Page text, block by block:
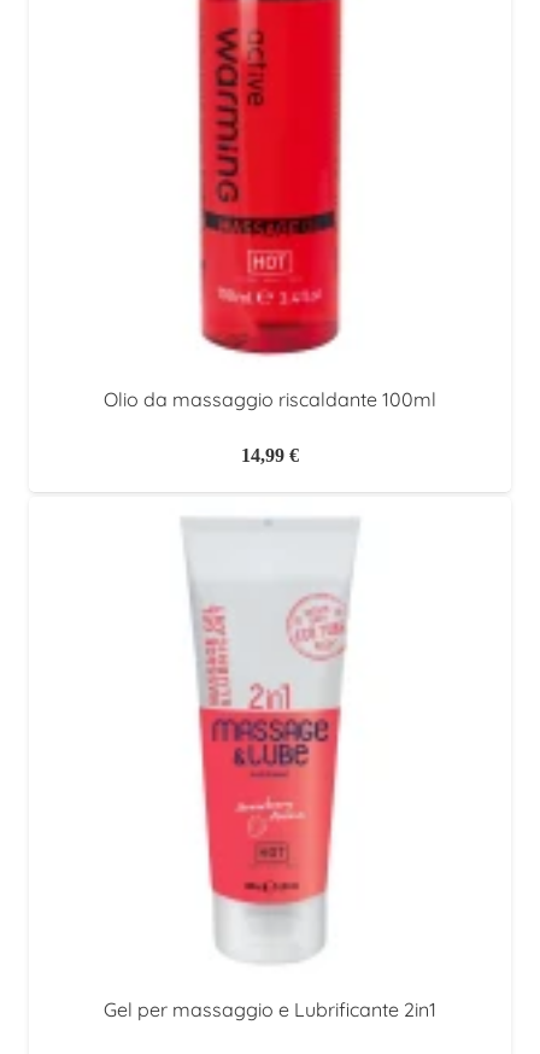
Olio da massaggio riscaldante 100ml
14,99 €
Gel per massaggio e Lubrificante 2in1